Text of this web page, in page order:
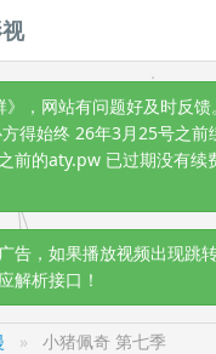
，网站有问题好及时反
得始终 26年3月25号之
前的aty.pw 已过期没有续
告，如果播放视频出现跳
解析接口！
小猪佩奇 第七季